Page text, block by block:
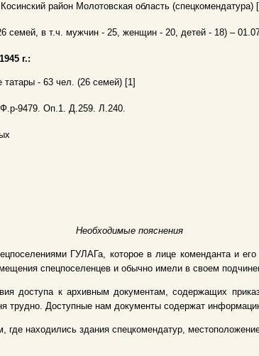
район Молотовская область (спецкомендатура)
семей, в т.ч. мужчин - 25, женщин - 20, детей - 18) –
г.:
татары - 63 чел. (26 семей) [1]
9479. Оп.1. Д.259. Л.240.
Необходимые пояснения
ГУЛАГа, которое в лице коменданта и
спецпоселенцев и обычно имели в своем
доступа к архивным документам, содержащих
трудно. Доступные нам документы содержат
где находились здания спецкомендатур,